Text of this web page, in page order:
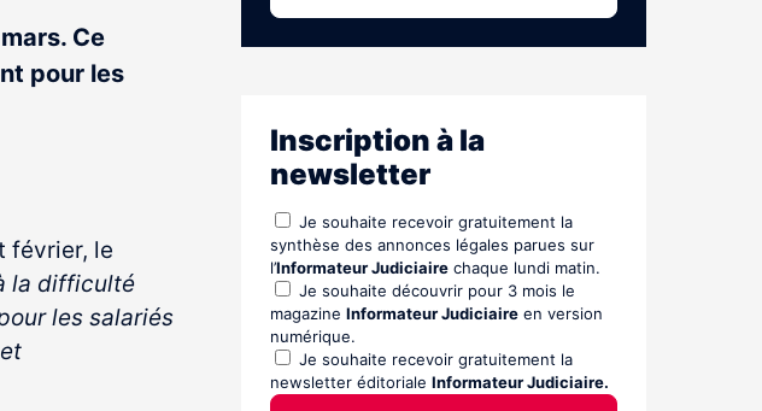
Ce
pour les
février, le
la difficulté
les salariés
Inscription à la
newsletter
Je souhaite recevoir gratuitement la
synthèse des annonces légales parues sur
l’Informateur Judiciaire chaque lundi matin.
Je souhaite découvrir pour 3 mois le
magazine Informateur Judiciaire en version
numérique.
Je souhaite recevoir gratuitement la
newsletter éditoriale Informateur Judiciaire.